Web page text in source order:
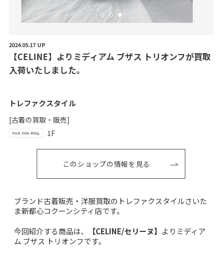
2024.05.17 UP
【CELINE】 よ り ミディ アム ブザス ト リオンフが買取
入荷いたしま した。
トレファクスタイル
[古着の買取・販売]
1F
このショップの情報を見る
ブランド古着販売・洋服買取のトレファクスタイルさいた
ま新都心コクーンシティ店です。
今回紹介する商品は、
【CELINE/セリーヌ】 よりミディア
ム ブザス トリオンフです。